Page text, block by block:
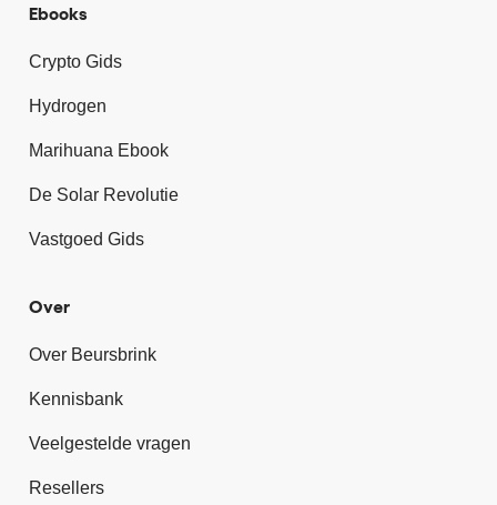
Ebooks
Crypto Gids
Hydrogen
Marihuana Ebook
De Solar Revolutie
Vastgoed Gids
Over
Over Beursbrink
Kennisbank
Veelgestelde vragen
Resellers